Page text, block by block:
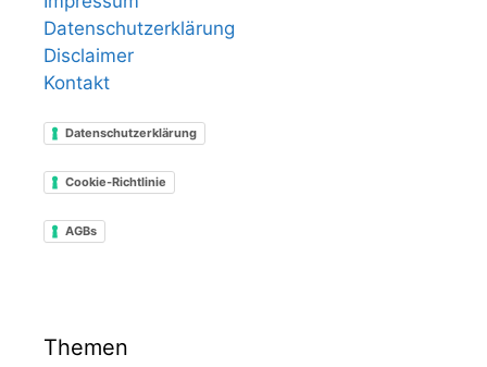
Datenschutzerklärung
Disclaimer
Kontakt
Datenschutzerklärung
Cookie-Richtlinie
AGBs
Themen